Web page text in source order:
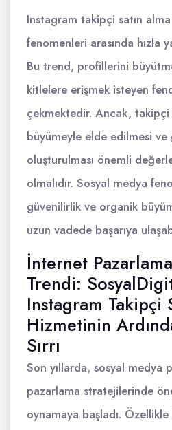
Instagram takipçi satın
fenomenleri arasında hızla
Bu trend, profillerini
kitlelere erişmek isteyen
çekmektedir. Ancak, takipçi
büyümeyle elde edilmesi
oluşturulması önemli
olmalıdır. Sosyal medya
güvenilirlik ve organik
uzun vadede başarıya
İnternet
Trendi:
Instagram Takipçi
Hizmetinin
Sırrı
Son yıllarda, sosyal medya
pazarlama stratejilerinde
oynamaya başladı.